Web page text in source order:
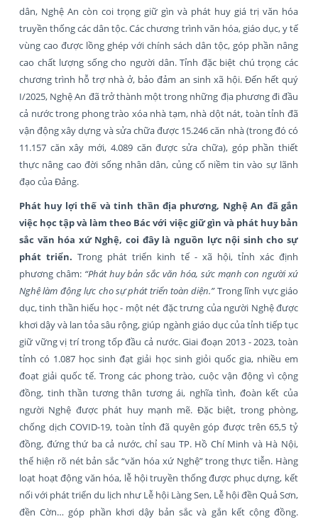
dân, Nghệ An còn coi trọng giữ gìn và phát huy giá trị văn hóa
truyền thống các dân tộc. Các chương trình văn hóa, giáo dục, y tế
vùng cao được lồng ghép với chính sách dân tộc, góp phần nâng
cao chất lượng sống cho người dân. Tỉnh đặc biệt chú trọng các
chương trình hỗ trợ nhà ở, bảo đảm an sinh xã hội. Đến hết quý
I/2025, Nghệ An đã trở thành một trong những địa phương đi đầu
cả nước trong phong trào xóa nhà tạm, nhà dột nát, toàn tỉnh đã
vận động xây dựng và sửa chữa được 15.246 căn nhà (trong đó có
11.157 căn xây mới, 4.089 căn được sửa chữa), góp phần thiết
thực nâng cao đời sống nhân dân, củng cố niềm tin vào sự lãnh
đạo của Đảng.
Phát huy lợi thế và tinh thần địa phương, Nghệ An đã gắn
việc học tập và làm theo Bác với việc giữ gìn và phát huy bản
sắc văn hóa xứ Nghệ, coi đây là nguồn lực nội sinh cho sự
phát triển. Trong phát triển kinh tế - xã hội, tỉnh xác định
phương châm: “Phát huy bản sắc văn hóa, sức mạnh con người xứ
Nghệ làm động lực cho sự phát triển toàn diện.”Trong lĩnh vực giáo
dục, tinh thần hiếu học - một nét đặc trưng của người Nghệ được
khơi dậy và lan tỏa sâu rộng, giúp ngành giáo dục của tỉnh tiếp tục
giữ vững vị trí trong tốp đầu cả nước. Giai đoạn 2013 - 2023, toàn
tỉnh có 1.087 học sinh đạt giải học sinh giỏi quốc gia, nhiều em
đoạt giải quốc tế. Trong các phong trào, cuộc vận động vì cộng
đồng, tinh thần tương thân tương ái, nghĩa tình, đoàn kết của
người Nghệ được phát huy mạnh mẽ. Đặc biệt, trong phòng,
chống dịch COVID-19, toàn tỉnh đã quyên góp được trên 65,5 tỷ
đồng, đứng thứ ba cả nước, chỉ sau TP. Hồ Chí Minh và Hà Nội,
thể hiện rõ nét bản sắc “văn hóa xứ Nghệ” trong thực tiễn. Hàng
loạt hoạt động văn hóa, lễ hội truyền thống được phục dựng, kết
nối với phát triển du lịch như Lễ hội Làng Sen, Lễ hội đền Quả Sơn,
đền Cờn… góp phần khơi dậy bản sắc và gắn kết cộng đồng.